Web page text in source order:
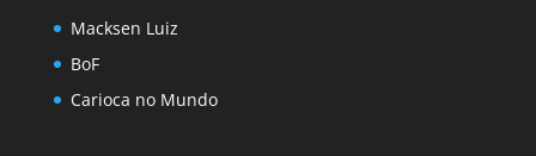
Macksen Luiz
BoF
Carioca no Mundo